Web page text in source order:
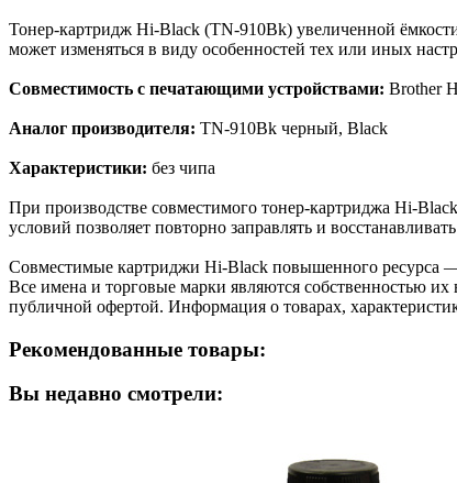
Тонер-картридж Hi-Black (TN-910Bk) увеличенной
может изменяться в виду особенностей тех или иных
Совместимость с печатающими устройствами: Brother
Аналог производителя: TN-910Bk черный, Black
Характеристики: без чипа
При производстве совместимого тонер-картриджа Hi-
условий позволяет повторно заправлять и
Cовместимые картриджи Hi-Black повышенного ресурса
Все имена и торговые марки являются собственностью
публичной офертой. Информация о товарах,
Рекомендованные товары:
Вы недавно смотрели: